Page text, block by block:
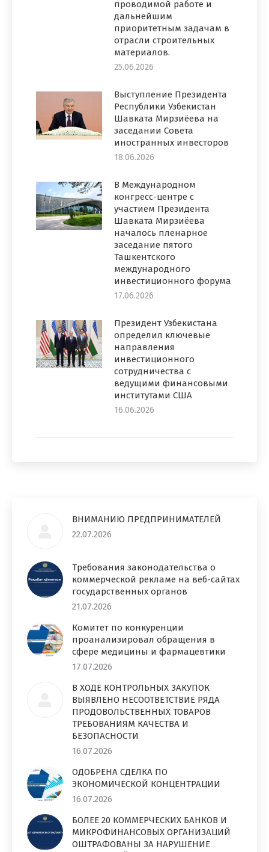
проводимой работе и
дальнейшим
приоритетным задачам в
отрасли строительных
материалов.
25.06.2026
Выступление Президента
Республики Узбекистан
Шавката Мирзиёева на
заседании Совета
иностранных инвесторов
18.06.2026
В Международном
конгресс-центре с
участием Президента
Шавката Мирзиёева
началось пленарное
заседание пятого
Ташкентского
международного
инвестиционного форума
17.06.2026
Президент Узбекистана
определил ключевые
направления
инвестиционного
сотрудничества с
ведущими финансовыми
институтами США
16.06.2026
ВНИМАНИЮ ПРЕДПРИНИМАТЕЛЕЙ
22.07.2026
Требования законодательства о
коммерческой рекламе на веб-сайтах
государственных органов
21.07.2026
Комитет по конкуренции
проанализировал обращения в
сфере медицины и фармацевтики
17.07.2026
В ХОДЕ КОНТРОЛЬНЫХ ЗАКУПОК
ВЫЯВЛЕНО НЕСООТВЕТСТВИЕ РЯДА
ПРОДОВОЛЬСТВЕННЫХ ТОВАРОВ
ТРЕБОВАНИЯМ КАЧЕСТВА И
БЕЗОПАСНОСТИ
16.07.2026
ОДОБРЕНА СДЕЛКА ПО
ЭКОНОМИЧЕСКОЙ КОНЦЕНТРАЦИИ
16.07.2026
БОЛЕЕ 20 КОММЕРЧЕСКИХ БАНКОВ И
МИКРОФИНАНСОВЫХ ОРГАНИЗАЦИЙ
ОШТРАФОВАНЫ ЗА НАРУШЕНИЕ